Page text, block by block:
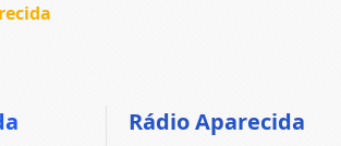
Rádio Aparecida